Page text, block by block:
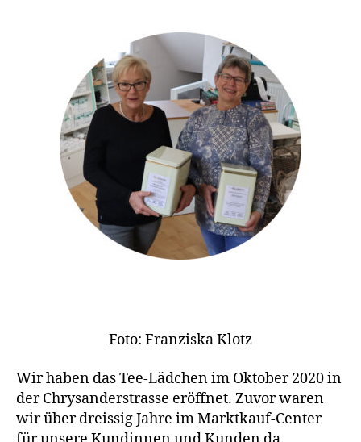
Foto: Franziska Klotz
Wir haben das Tee-Lädchen im Oktober 2020 in
der Chrysanderstrasse eröffnet. Zuvor waren
wir über dreissig Jahre im Marktkauf-Center